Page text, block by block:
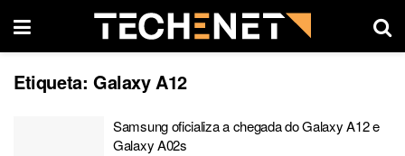
Etiqueta: Galaxy A12
Samsung oficializa a chegada do Galaxy A12 e
Galaxy A02s